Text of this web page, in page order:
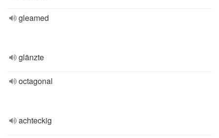
gleamed
glänzte
octagonal
achteckig